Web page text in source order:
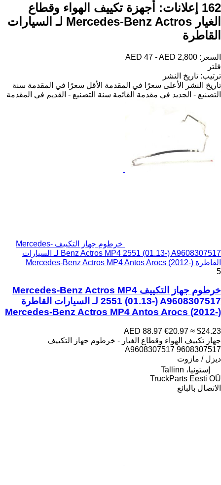
162 إعلانات:
أجهزة تكييف الهواء وقطاع
الغيار Mercedes-Benz Actros لـ السيارات
القاطرة
السعر: AED 47 - AED 2,800
فلتر
ترتيب: تاريخ النشر
تاريخ النشر
الأعلى سعرًا في المقدمة الأقل سعرًا في المقدمة سنة
التصنيع - الجديد في مقدمة القائمة سنة التصنيع - القديم في المقدمة
خرطوم جهاز التكييف Mercedes-
Benz Actros MP4 2551 (01.13-) A9608307517 لـ السيارات
القاطرة Mercedes-Benz Actros MP4 Antos Arocs (2012-)
5
خرطوم جهاز التكييف Mercedes-Benz Actros MP4
2551 (01.13-) A9608307517 لـ السيارات القاطرة
Mercedes-Benz Actros MP4 Antos Arocs (2012-)
AED 88.97 €20.97 ≈ $24.23
جهاز تكييف الهواء وقطاع الغيار - خرطوم جهاز التكييف
A9608307517 9608307517
ديزل / مازوت
إستونيا، Tallinn
TruckParts Eesti OÜ
الاتصال بالبائع